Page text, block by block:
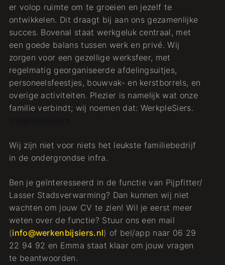
er volop ruimte om te groeien en jezelf te
ontwikkelen. Dit draagt bij aan ons gezamenlijke
succes. Bovenal staat werkgeluk centraal, met
een goede balans tussen werk en privé. Wij
zorgen voor een gezellige werksfeer, met
regelmatig georganiseerde afdelingsuitjes,
personeelsfeestjes, bouwvak- en kerstborrels, en
overige activiteiten. Plezier is namelijk wat onze
familie verbindt; wij noemen dat: WerkpleSiers.
Wij zijn niet voor niets het leukste familiebedrijf
in de ondergrondse infra.
Ben je geïnteresseerd in de functie van Pijpfitter/
Lasser Stadsverwarming? Dan kunnen wij niet
wachten om jouw CV te zien! Wil je eerst meer
weten over de functie? Stuur ons een mail
(info@werkenbijsiers.nl) of bel/app naar 06 29
22 94 92 en Emma staat klaar om jouw vragen
te beantwoorden.